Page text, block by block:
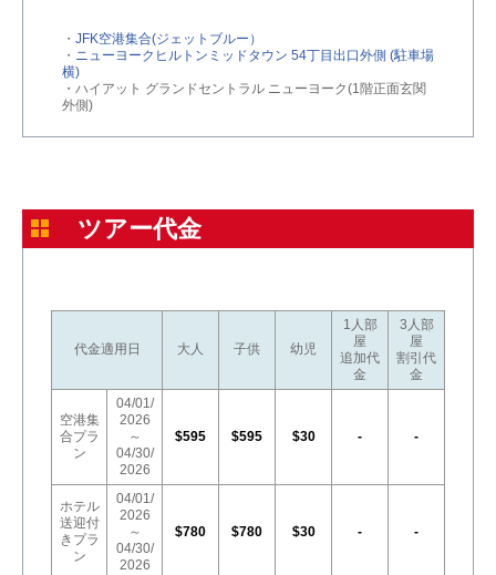
・ JFK空港集合(ジェットブルー）
・ ニューヨークヒルトンミッドタウン 54丁目出口外側 (駐車場
横)
・ハイアット グランドセントラル ニューヨーク(1階正面玄関
外側)
ツアー代金
代金適用日 大人 子供 幼児
1人部
屋
追加代
金
3人部
屋
割引代
金
空港集
合プラ
ン
04/01/
2026
～
04/30/
2026
$595 $595 $30 - -
ホテル
送迎付
きプラ
ン
04/01/
2026
～
04/30/
2026
$780 $780 $30 - -